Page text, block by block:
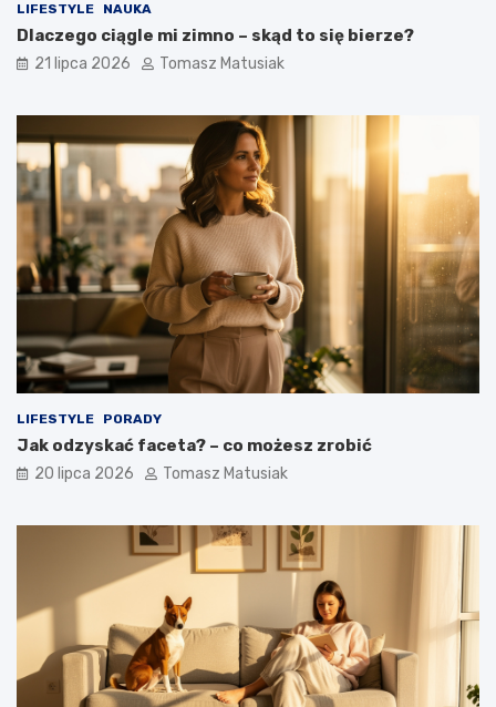
LIFESTYLE NAUKA
Dlaczego ciągle mi zimno – skąd to się bierze?
21 lipca 2026 Tomasz Matusiak
LIFESTYLE PORADY
Jak odzyskać faceta? – co możesz zrobić
20 lipca 2026 Tomasz Matusiak